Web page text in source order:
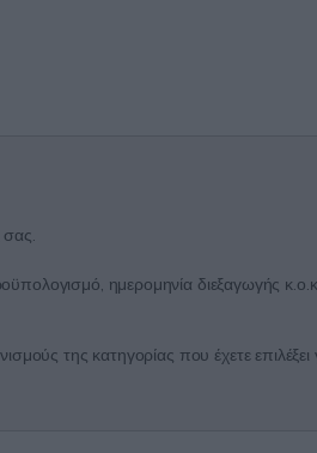
σας.
ημερομηνία διεξαγωγής
της κατηγορίας που έχετε επιλέξει